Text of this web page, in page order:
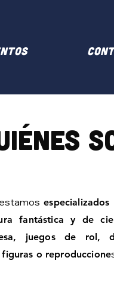
estamos
fantástica y de
juegos de rol,
o reproduccione